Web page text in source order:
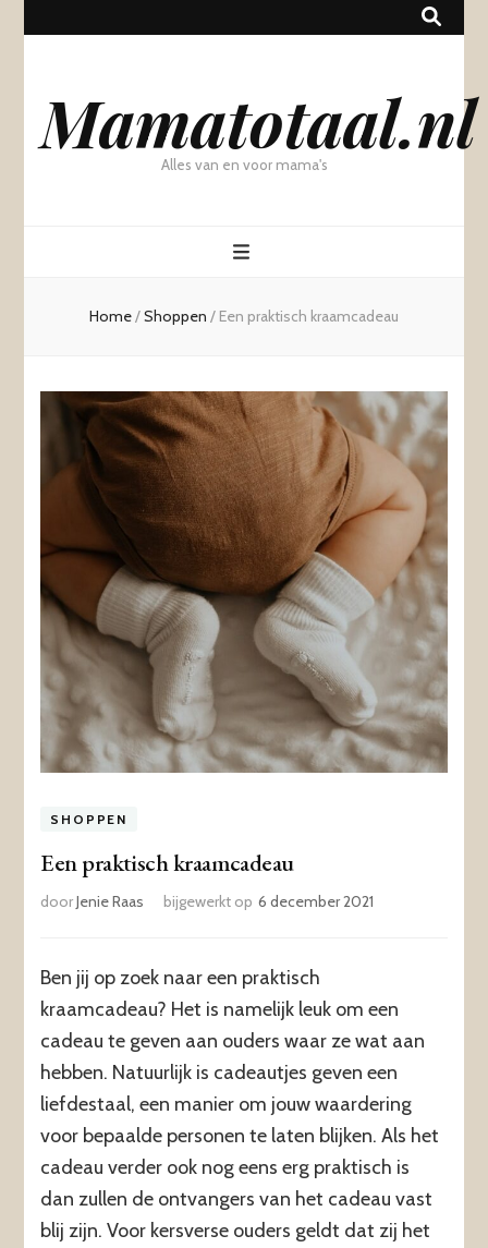
Mamatotaal.nl
Alles van en voor mama's
Home/Shoppen / Een praktisch kraamcadeau
SHOPPEN
Een praktisch kraamcadeau
doorJenie Raas bijgewerkt op 6 december 2021
Ben jij op zoek naar een praktisch
kraamcadeau? Het is namelijk leuk om een
cadeau te geven aan ouders waar ze wat aan
hebben. Natuurlijk is cadeautjes geven een
liefdestaal, een manier om jouw waardering
voor bepaalde personen te laten blijken. Als het
cadeau verder ook nog eens erg praktisch is
dan zullen de ontvangers van het cadeau vast
blij zijn. Voor kersverse ouders geldt dat zij het